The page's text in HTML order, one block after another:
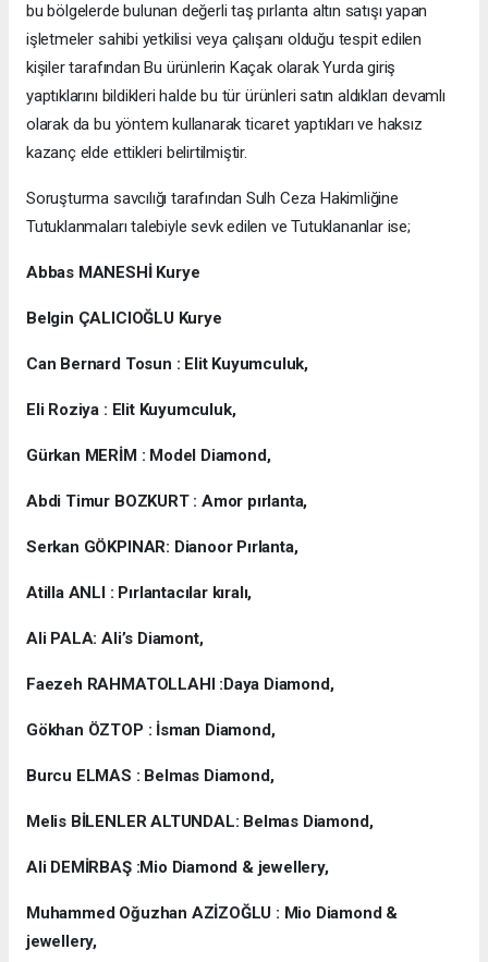
bu bölgelerde bulunan değerli taş pırlanta altın satışı yapan
işletmeler sahibi yetkilisi veya çalışanı olduğu tespit edilen
kişiler tarafından Bu ürünlerin Kaçak olarak Yurda giriş
yaptıklarını bildikleri halde bu tür ürünleri satın aldıkları devamlı
olarak da bu yöntem kullanarak ticaret yaptıkları ve haksız
kazanç elde ettikleri belirtilmiştir.
Soruşturma savcılığı tarafından Sulh Ceza Hakimliğine
Tutuklanmaları talebiyle sevk edilen ve Tutuklananlar ise;
Abbas MANESHİ Kurye
Belgin ÇALICIOĞLU Kurye
Can Bernard Tosun : Elit Kuyumculuk,
Eli Roziya : Elit Kuyumculuk,
Gürkan MERİM : Model Diamond,
Abdi Timur BOZKURT : Amor pırlanta,
Serkan GÖKPINAR: Dianoor Pırlanta,
Atilla ANLI : Pırlantacılar kıralı,
Ali PALA: Ali’s Diamont,
Faezeh RAHMATOLLAHI :Daya Diamond,
Gökhan ÖZTOP : İsman Diamond,
Burcu ELMAS : Belmas Diamond,
Melis BİLENLER ALTUNDAL: Belmas Diamond,
Ali DEMİRBAŞ :Mio Diamond & jewellery,
Muhammed Oğuzhan AZİZOĞLU : Mio Diamond &
jewellery,